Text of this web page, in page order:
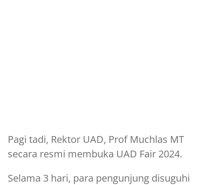
Pagi tadi, Rektor UAD, Prof Muchlas MT
secara resmi membuka UAD Fair 2024.
Selama 3 hari, para pengunjung disuguhi